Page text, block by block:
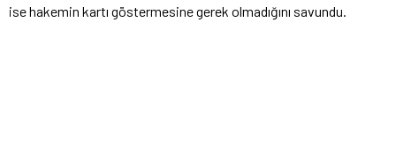
ise hakemin kartı göstermesine gerek olmadığını savundu.